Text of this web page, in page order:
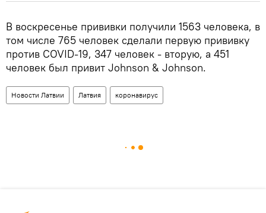
В воскресенье прививки получили 1563 человека, в
том числе 765 человек сделали первую прививку
против COVID-19, 347 человек - вторую, а 451
человек был привит Johnson & Johnson.
Новости Латвии Латвия коронавирус